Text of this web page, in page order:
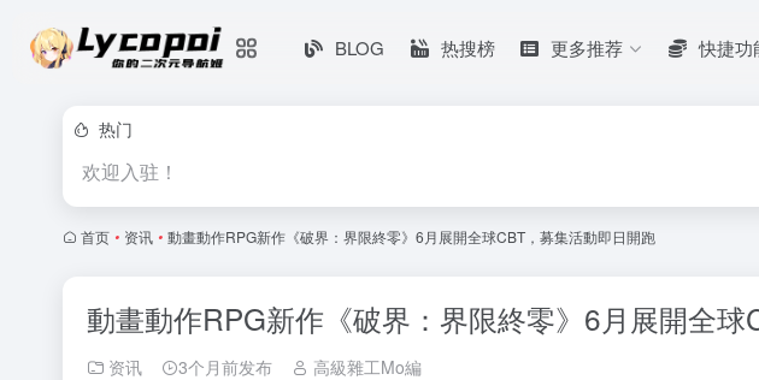
BLOG 热搜榜 更多推荐 快捷功
热门
欢迎入驻！
首页 • 资讯 • 動畫動作RPG新作《破界：界限終零》6月展開全球CBT，募集活動即日開跑
動畫動作RPG新作《破界：界限終零》6月展開全
资讯 3个月前发布 高級雜工Mo編